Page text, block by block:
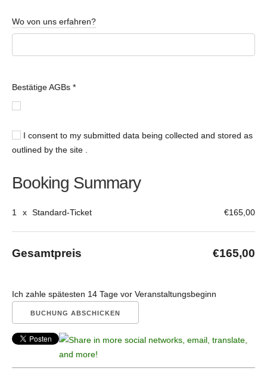
Wo von uns erfahren?
Bestätige AGBs *
I consent to my submitted data being collected and stored as
outlined by the site .
Booking Summary
1 x Standard-Ticket €165,00
Gesamtpreis €165,00
Ich zahle spätesten 14 Tage vor Veranstaltungsbeginn